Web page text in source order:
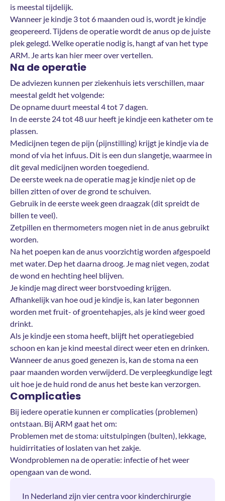
is meestal tijdelijk.
Wanneer je kindje 3 tot 6 maanden oud is, wordt je kindje
geopereerd. Tijdens de operatie wordt de anus op de juiste
plek gelegd. Welke operatie nodig is, hangt af van het type
ARM. Je arts kan hier meer over vertellen.
Na de operatie
De adviezen kunnen per ziekenhuis iets verschillen, maar
meestal geldt het volgende:
De opname duurt meestal 4 tot 7 dagen.
In de eerste 24 tot 48 uur heeft je kindje een katheter om te
plassen.
Medicijnen tegen de pijn (pijnstilling) krijgt je kindje via de
mond of via het infuus. Dit is een dun slangetje, waarmee in
dit geval medicijnen worden toegediend.
De eerste week na de operatie mag je kindje niet op de
billen zitten of over de grond te schuiven.
Gebruik in de eerste week geen draagzak (dit spreidt de
billen te veel).
Zetpillen en thermometers mogen niet in de anus gebruikt
worden.
Na het poepen kan de anus voorzichtig worden afgespoeld
met water. Dep het daarna droog. Je mag niet vegen, zodat
de wond en hechting heel blijven.
Je kindje mag direct weer borstvoeding krijgen.
Afhankelijk van hoe oud je kindje is, kan later begonnen
worden met fruit- of groentehapjes, als je kind weer goed
drinkt.
Als je kindje een stoma heeft, blijft het operatiegebied
schoon en kan je kind meestal direct weer eten en drinken.
Wanneer de anus goed genezen is, kan de stoma na een
paar maanden worden verwijderd. De verpleegkundige legt
uit hoe je de huid rond de anus het beste kan verzorgen.
Complicaties
Bij iedere operatie kunnen er complicaties (problemen)
ontstaan. Bij ARM gaat het om:
Problemen met de stoma: uitstulpingen (bulten), lekkage,
huidirritaties of loslaten van het zakje.
Wondproblemen na de operatie: infectie of het weer
opengaan van de wond.
In Nederland zijn vier centra voor kinderchirurgie